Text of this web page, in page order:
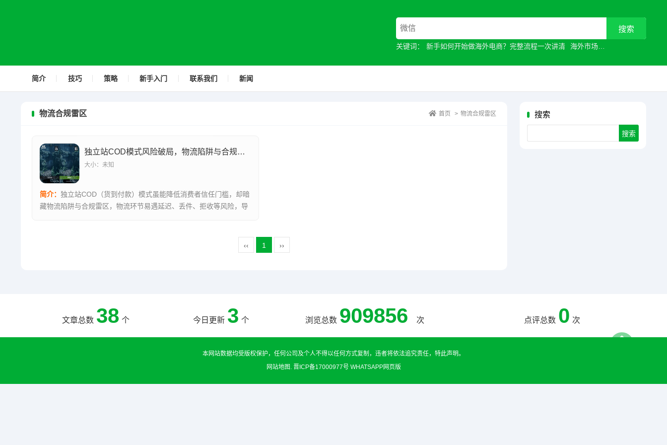
关键词： 新手如何开始做海外电商？完整流程一次讲清 海外市场
简介 技巧 策略 新手入门 联系我们 新闻
搜索
物流合规雷区 首页 > 物流合规雷区
独立站COD模式风险破局，物流陷阱与合规雷区全解析
大小：未知
简介： 独立站COD（货到付款）模式虽能降低消费者信任门槛，却暗
藏物流陷阱与合规雷区，物流环节易遇延迟、丢件、拒收等风险，导
‹‹ 1 ››
文章总数 38 个 今日更新 3 个 浏览总数 909856 次 点评总数 0 次
本网站数据均受版权保护，任何公司及个人不得以任何方式复制，违者将依法追究责任，特此声明。
网站地图 晋ICP备17000977号 WHATSAPP网页版